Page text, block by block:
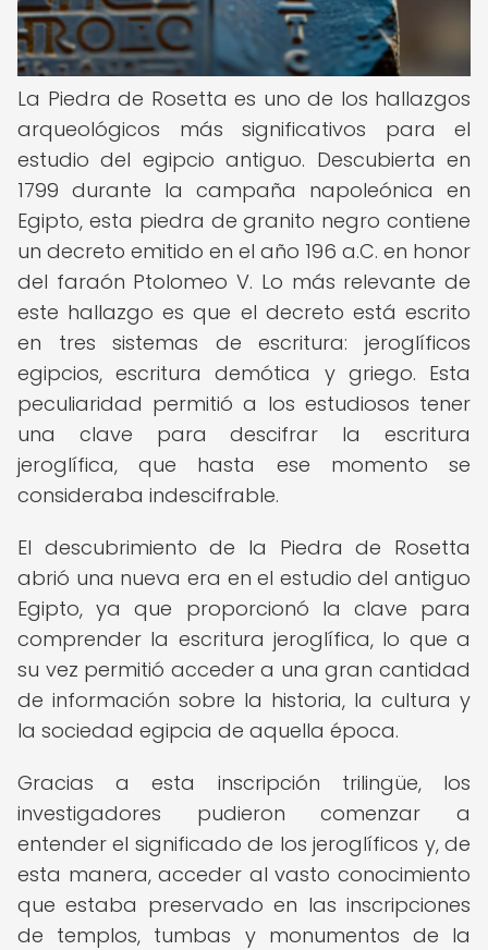
La Piedra de Rosetta es uno de los hallazgos
arqueológicos más significativos para el
estudio del egipcio antiguo. Descubierta en
1799 durante la campaña napoleónica en
Egipto, esta piedra de granito negro contiene
un decreto emitido en el año 196 a.C. en honor
del faraón Ptolomeo V. Lo más relevante de
este hallazgo es que el decreto está escrito
en tres sistemas de escritura: jeroglíficos
egipcios, escritura demótica y griego. Esta
peculiaridad permitió a los estudiosos tener
una clave para descifrar la escritura
jeroglífica, que hasta ese momento se
consideraba indescifrable.
El descubrimiento de la Piedra de Rosetta
abrió una nueva era en el estudio del antiguo
Egipto, ya que proporcionó la clave para
comprender la escritura jeroglífica, lo que a
su vez permitió acceder a una gran cantidad
de información sobre la historia, la cultura y
la sociedad egipcia de aquella época.
Gracias a esta inscripción trilingüe, los
investigadores pudieron comenzar a
entender el significado de los jeroglíficos y, de
esta manera, acceder al vasto conocimiento
que estaba preservado en las inscripciones
de templos, tumbas y monumentos de la